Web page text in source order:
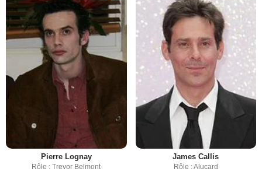
Pierre Lognay
Rôle : Trevor Belmont
James Callis
Rôle : Alucard